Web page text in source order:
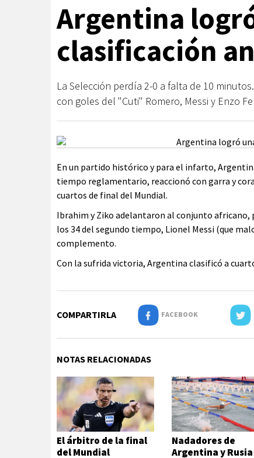
Argentina
clasificación
La Selección perdía 2-0 a falta de 10
con goles del "Cuti" Romero, Messi y Enzo
En un partido histórico y para el infarto,
tiempo reglamentario, reaccionó con garra y
cuartos de final del Mundial.
Ibrahim y Ziko adelantaron al conjunto africano,
los 34 del segundo tiempo, Lionel Messi (que
complemento.
Con la sufrida victoria, Argentina clasificó a
COMPARTIRLA FACEBOOK
NOTAS RELACIONADAS
El árbitro de la final
del Mundial
Nadadores de
Argentina y Rusia